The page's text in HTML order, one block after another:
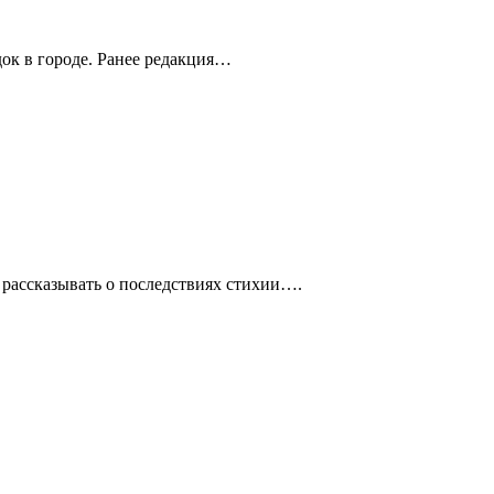
в городе. Ранее редакция…
о последствиях стихии….